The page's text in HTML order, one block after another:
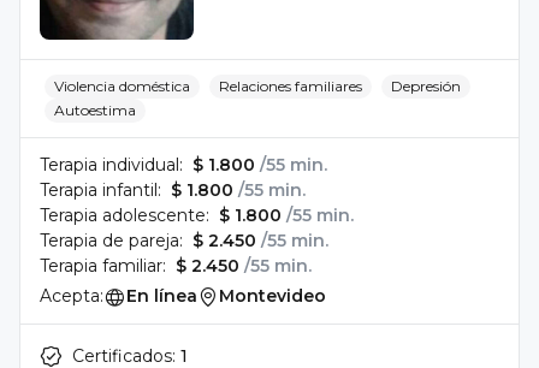
Violencia doméstica Relaciones familiares
Depresión
Autoestima
Terapia individual: $ 1.800 /55 min.
Terapia infantil: $ 1.800 /55 min.
Terapia adolescente: $ 1.800 /55 min.
Terapia de pareja: $ 2.450 /55 min.
Terapia familiar: $ 2.450 /55 min.
Acepta:
En línea Montevideo
Certificados: 1